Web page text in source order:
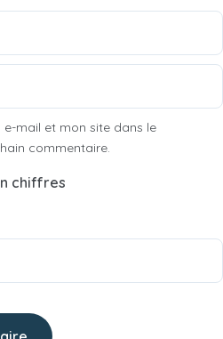
mail et mon site dans le
commentaire.
chiffres